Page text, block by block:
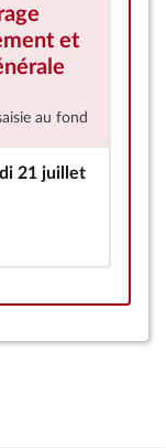
et
au fond
21 juillet